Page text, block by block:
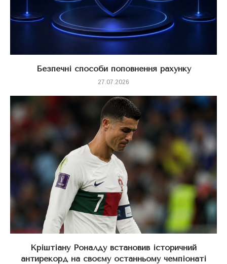
Безпечні способи поповнення рахунку
27.07.2026
Кріштіану Роналду встановив історичний
антирекорд на своєму останньому чемпіонаті